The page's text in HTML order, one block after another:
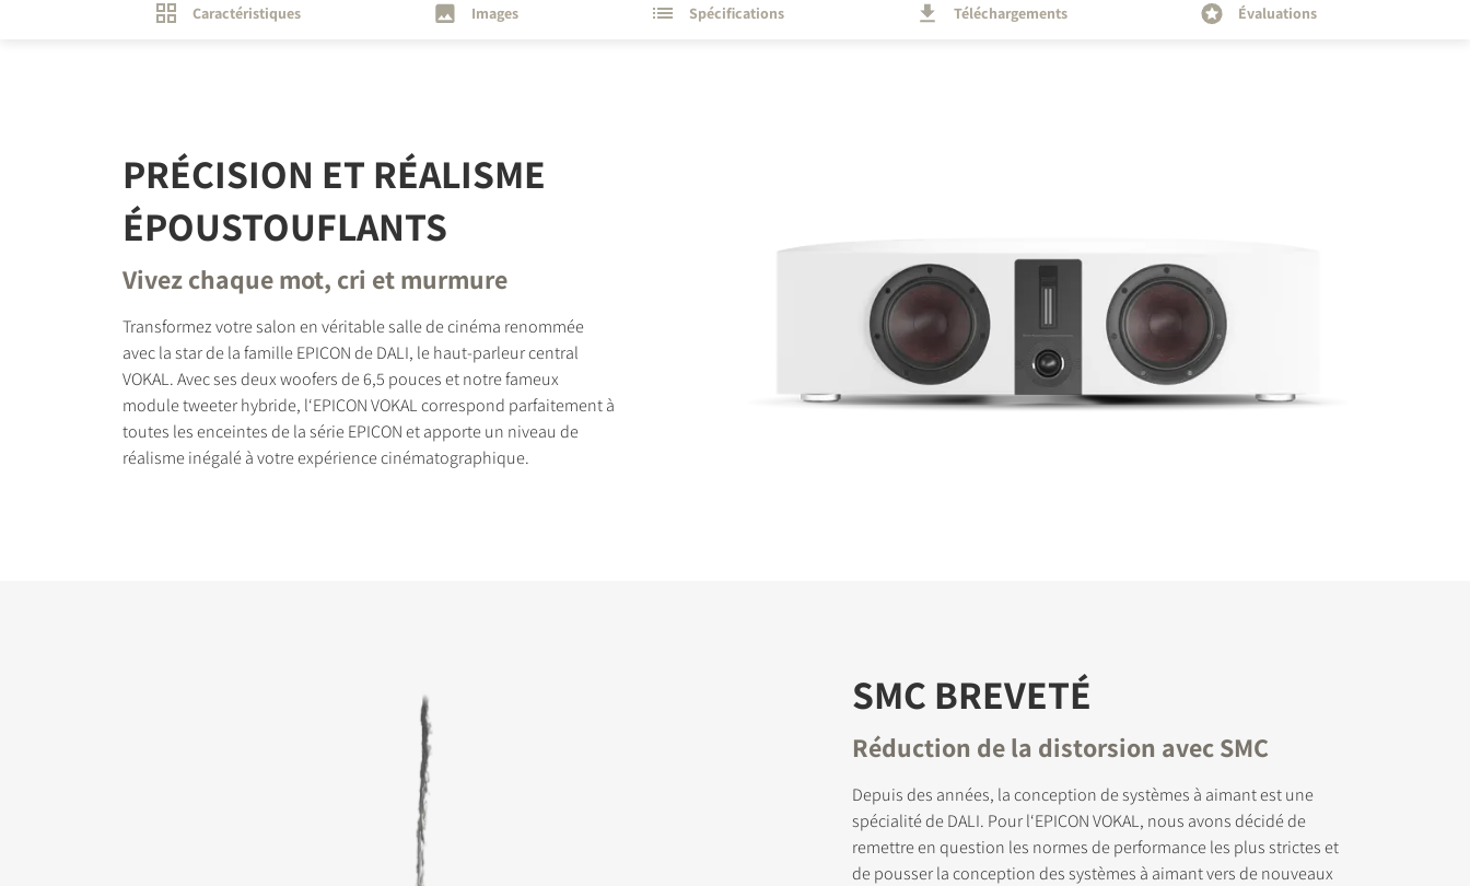
Caractéristiques Images Spécifications Téléchargements Évaluations
PRÉCISION ET RÉALISME
ÉPOUSTOUFLANTS
Vivez chaque mot, cri et murmure
Transformez votre salon en véritable salle de cinéma renommée
avec la star de la famille EPICON de DALI, le haut-parleur central
VOKAL. Avec ses deux woofers de 6,5 pouces et notre fameux
module tweeter hybride, l‘EPICON VOKAL correspond parfaitement à
toutes les enceintes de la série EPICON et apporte un niveau de
réalisme inégalé à votre expérience cinématographique.
SMC BREVETÉ
Réduction de la distorsion avec SMC
Depuis des années, la conception de systèmes à aimant est une
spécialité de DALI. Pour l‘EPICON VOKAL, nous avons décidé de
remettre en question les normes de performance les plus strictes et
de pousser la conception des systèmes à aimant vers de nouveaux